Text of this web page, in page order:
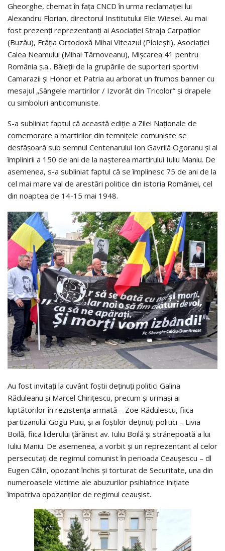
Gheorghe, chemat în fața CNCD în urma reclamației lui
Alexandru Florian, directorul Institutului Elie Wiesel. Au mai
fost prezenți reprezentanți ai Asociației Straja Carpaților
(Buzău), Frăția Ortodoxă Mihai Viteazul (Ploiești), Asociației
Calea Neamului (Mihai Târnoveanu), Mișcarea 41 pentru
România ș.a.. Băieții de la grupările de suporteri sportivi
Camarazii și Honor et Patria au arborat un frumos banner cu
mesajul „Sângele martirilor / Izvorât din Tricolor” și drapele
cu simboluri anticomuniste.
S-a subliniat faptul că această ediție a Zilei Naționale de
comemorare a martirilor din temnițele comuniste se
desfășoară sub semnul Centenarului Ion Gavrilă Ogoranu și al
împlinirii a 150 de ani de la nașterea martirului Iuliu Maniu. De
asemenea, s-a subliniat faptul că se împlinesc 75 de ani de la
cel mai mare val de arestări politice din istoria României, cel
din noaptea de 14-15 mai 1948.
Au fost invitați la cuvânt foștii deținuți politici Galina
Răduleanu și Marcel Chirițescu, precum și urmași ai
luptătorilor în rezistența armată – Zoe Rădulescu, fiica
partizanului Gogu Puiu, și ai foștilor deținuți politici – Livia
Boilă, fiica liderului țărănist av. Iuliu Boilă și strănepoată a lui
Iuliu Maniu. De asemenea, a vorbit și un reprezentant al celor
persecutați de regimul comunist în perioada Ceaușescu – dl
Eugen Călin, opozant închis și torturat de Securitate, una din
numeroasele victime ale abuzurilor psihiatrice inițiate
împotriva opozanților de regimul ceaușist.